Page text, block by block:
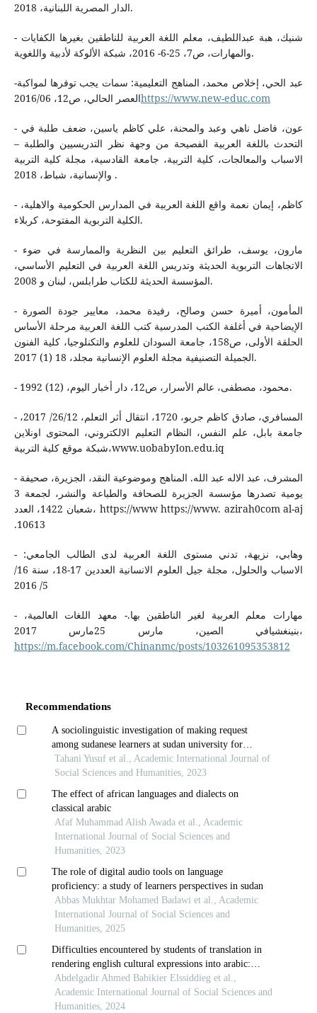
الدار المصرية اللبنانية، 2018.
- شنيك، هبة عبداللطيف، معلم اللغة العربية للناطقين بغيرها الكفايات
والمهارات، ص7، 25-6- 2016، شبكة الألوكة لأدبية واللغوية.
-عبد الحي، إخلاص محمد، المناهج التعليمية: سمات يجب توفرها لمواكبة
العصر الحالي، ص12، 2016/06https://www.new-educ.com
- عون، فاضل ناهي وعبد والمحنة، علي كاظم ياسين، ضعف طلبة في
التحدث باللغة العربية الفصيحة من وجهة نظر التدريسيين والطلبة –
الاسباب والمعالجات، كلية التربية، جامعة القادسية، مجلة كلية التربية
والإنسانية، شباط، 2018 .
- كاظم، إيمان نعمة واقع اللغة العربية في المدارس الحكومية والاهلية،
الكلية التربوية المفتوحة، كربلاء.
- مارون، يوسف، طرائق التعليم بين النظرية والممارسة في ضوء
الاتجاهات التربوية الحديثة وتدريس اللغة العربية في التعليم الأساسي،
المؤسسة الحديثة للكتاب طرابلس، لبنان و 2008.
- المأمون، أميرة حسن وصالح، رفيدة محمد، معايير جودة الصورة
الإيضاحية في أغلفة الكتب المدرسية كتب اللغة العربية مرحلة الأساس
الحلقة الأولى، ص158، جامعة السودان للعلوم والتكنلوجيا، كلية الفنون
الجميلة التصنيفية مجلة العلوم الإنسانية مجلد، 18 (1) 2017.
- محمود، مصطفى، عالم الأسرار، ص12، دار أخبار اليوم، (12) 1992.
- المسافري، صادق كاظم جربو، 1720، انتقال أثر التعلم، 26/12/ 2017،
جامعة بابل، علم النفس، النظام التعليم الالكتروني، المحتوى اونلاين
شبكة موقع كلية التربية،www.uobabyIon.edu.iq
- المشرف، عبد الاله عبد الله. المناهج وموضوعية النقد، الجزيرة، صحيفة
يومية تصدرها مؤسسة الجزيرة للصحافة والطباعة والنشر، لجمعة 3
شعبان 1422، العدد، https://www https://www. azirah0com al-aj
.10613
- وهابي، نزيهة، تدني مستوى اللغة العربية لدى الطالب الجامعي:
الاسباب والحلول، مجلة جيل العلوم الانسانية العددين 17-18، سنة 16/
5/ 2016
- مهارات معلم العربية لغير الناطقين بها.- معهد اللغات العالمية،
بنينغشيافي الصين، مارس 25مارس 2017،
https://m.facebook.com/Chinanmc/posts/103261095353812